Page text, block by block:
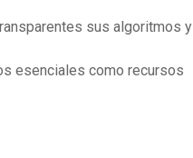
sus algoritmos y
esenciales como recursos